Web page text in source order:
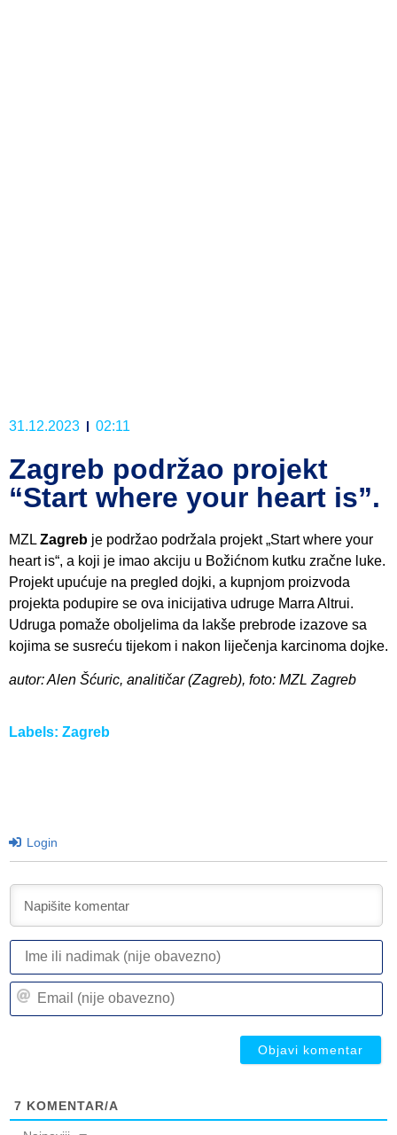
31.12.2023 02:11
Zagreb podržao projekt
“Start where your heart is”.
MZL Zagreb je podržao podržala projekt „Start where your
heart is“, a koji je imao akciju u Božićnom kutku zračne luke.
Projekt upućuje na pregled dojki, a kupnjom proizvoda
projekta podupire se ova inicijativa udruge Marra Altrui.
Udruga pomaže oboljelima da lakše prebrode izazove sa
kojima se susreću tijekom i nakon liječenja karcinoma dojke.
autor: Alen Šćuric, analitičar (Zagreb), foto: MZL Zagreb
Labels: Zagreb
Login
7 KOMENTAR/A